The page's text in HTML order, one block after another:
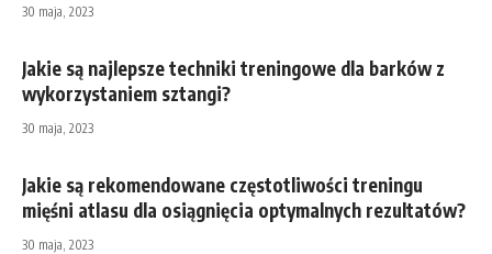
30 maja, 2023
Jakie są najlepsze techniki treningowe dla barków z
wykorzystaniem sztangi?
30 maja, 2023
Jakie są rekomendowane częstotliwości treningu
mięśni atlasu dla osiągnięcia optymalnych rezultatów?
30 maja, 2023